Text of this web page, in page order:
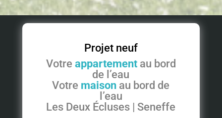
Projet neuf
Votre appartementau bord
de l’eau
Votre maison au bord de
l’eau
Les Deux Écluses | Seneffe